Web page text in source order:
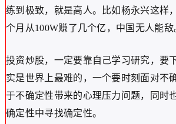
练到极致，就是高人。比如杨永兴这样
个月从100W赚了几个亿，中国无人能敌
投资炒股，一定要靠自己学习研究，要
实是世界上最难的，一个要时刻面对不
于不确定性带来的心理压力问题，同时
确定性中寻找确定性。